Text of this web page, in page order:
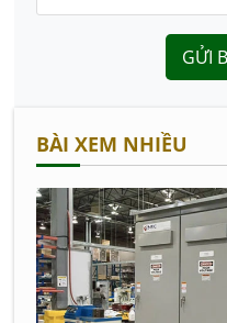
GỬI
BÀI XEM NHIỀU